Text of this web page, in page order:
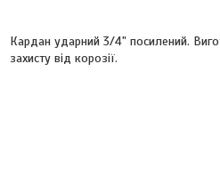
Кардан ударний 3/4" посилений.
захисту від корозії.